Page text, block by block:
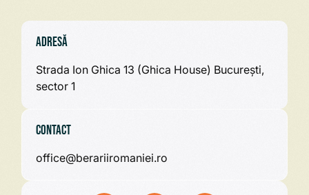
Adresă
Strada Ion Ghica 13 (Ghica House) București,
sector 1
Contact
office@berariiromaniei.ro